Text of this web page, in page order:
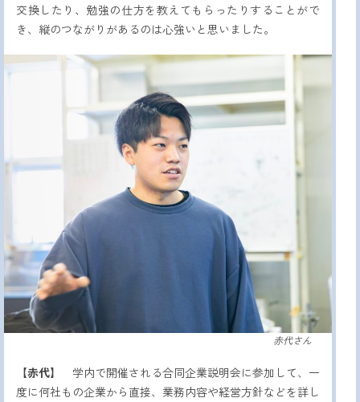
交換したり、勉強の仕方を教えてもらったりすることがで
き、縦のつながりがあるのは心強いと思いました。
赤代さん
【赤代】 学内で開催される合同企業説明会に参加して、一
度に何社もの企業から直接、業務内容や経営方針などを詳し